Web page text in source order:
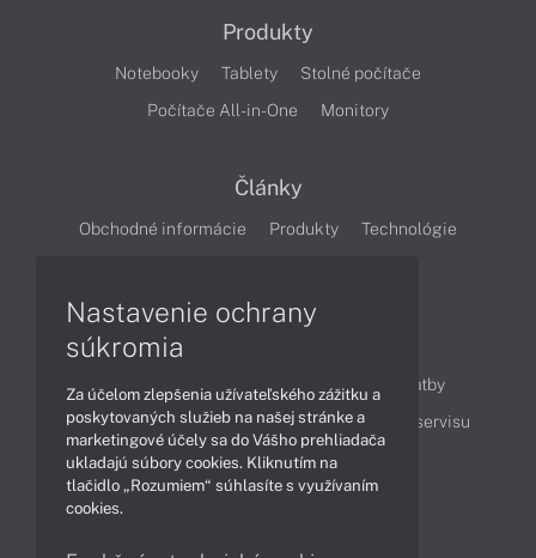
Produkty
Notebooky Tablety
Stolné počítače
Počítače All-in-One
Monitory
Články
Obchodné informácie Produkty
Technológie
Ako nakupovať
Možnosti doručenia a platby
Podpora a servis
Servisné služby Cenník servisu
Kontakty
Nastavenie ochrany
súkromia
Za účelom zlepšenia užívateľského zážitku a
poskytovaných služieb na našej stránke a
marketingové účely sa do Vášho prehliadača
ukladajú súbory cookies. Kliknutím na
tlačidlo „Rozumiem“ súhlasíte s využívaním
cookies.